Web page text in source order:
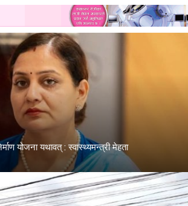
योजना यथावत् : स्वास्थ्यमन्त्री मेहता